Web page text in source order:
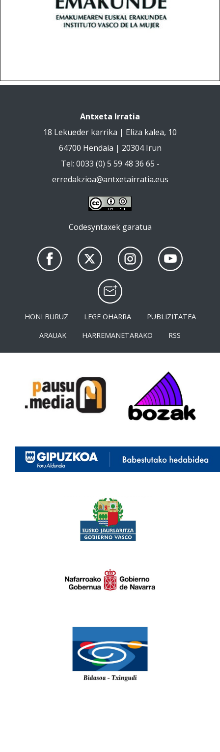
Antxeta Irratia
18 Lekueder karrika | Eliza kalea, 10
64700 Hendaia | 20304 Irun
Tel: 0033 (0) 5 59 48 36 65 -
erredakzioa@antxetairratia.eus
Codesyntaxek garatua
HONI BURUZ LEGE OHARRA
PUBLIZITATEA
ARAUAK
HARREMANETARAKO RSS